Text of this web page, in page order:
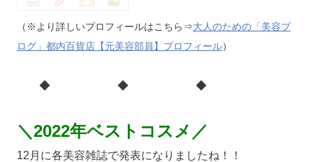
（※より詳しいプロフィールはこちら⇒大人のための「美容ブ
ログ」都内百貨店【元美容部員】プロフィール）
◆ ◆ ◆
＼2022年ベストコスメ／
12月に各美容雑誌で発表になりましたね！！